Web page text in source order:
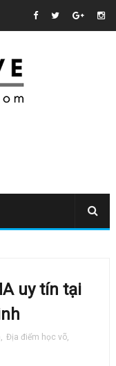
uy tín tại
, Địa điểm học võ,